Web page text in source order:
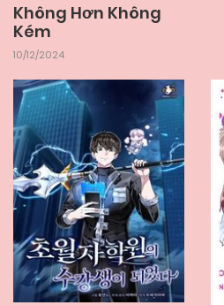
Không Hơn Không
Kém
10/12/2024